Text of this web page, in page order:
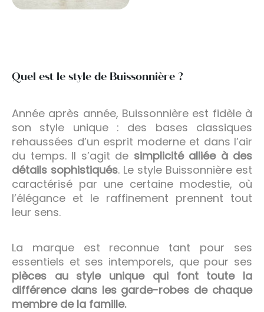
Quel est le style de Buissonnière ?
Année après année, Buissonnière est fidèle à
son style unique : des bases classiques
rehaussées d’un esprit moderne et dans l’air
du temps. Il s’agit de simplicité alliée à des
détails sophistiqués. Le style Buissonnière est
caractérisé par une certaine modestie, où
l’élégance et le raffinement prennent tout
leur sens.
La marque est reconnue tant pour ses
essentiels et ses intemporels, que pour ses
pièces au style unique qui font toute la
différence dans les garde-robes de chaque
membre de la famille.